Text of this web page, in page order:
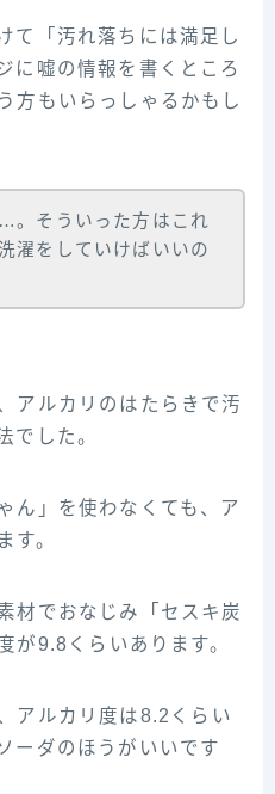
て「汚れ落ちには満足し
に嘘の情報を書くところ
方もいらっしゃるかもし
。そういった方はこれ
濯をしていけばいいの
アルカリのはたらきで汚
でした。
ん」を使わなくても、ア
す。
材でおなじみ「セスキ炭
が9.8くらいあります。
アルカリ度は8.2くらい
ーダのほうがいいです